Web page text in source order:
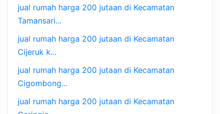
jual rumah harga 200 jutaan di Kecamatan
Tamansari...
jual rumah harga 200 jutaan di Kecamatan
Cijeruk k...
jual rumah harga 200 jutaan di Kecamatan
Cigombong...
jual rumah harga 200 jutaan di Kecamatan